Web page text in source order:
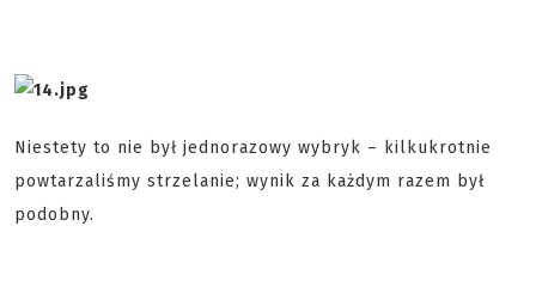
Niestety to nie był jednorazowy wybryk – kilkukrotnie
powtarzaliśmy strzelanie; wynik za każdym razem był
podobny.